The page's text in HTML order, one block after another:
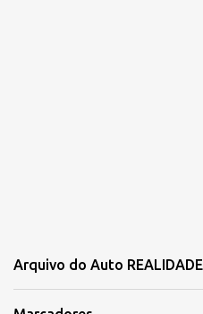
Arquivo do Auto REALIDADE